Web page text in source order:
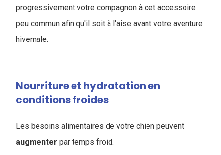
progressivement votre compagnon à cet accessoire
peu commun afin qu'il soit à l'aise avant votre aventure
hivernale.
Nourriture et hydratation en
conditions froides
Les besoins alimentaires de votre chien peuvent
augmenter par temps froid.